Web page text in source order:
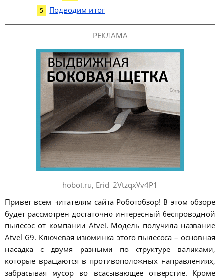
Подводим итог
РЕКЛАМА
hobot.ru, Erid: 2VtzqxVv4P1
Привет всем читателям сайта Роботобзор! В этом обзоре
будет рассмотрен достаточно интересный беспроводной
пылесос от компании Atvel. Модель получила название
Atvel G9. Ключевая изюминка этого пылесоса – основная
насадка с двумя разными по структуре валиками,
которые вращаются в противоположных направлениях,
забрасывая мусор во всасывающее отверстие. Кроме